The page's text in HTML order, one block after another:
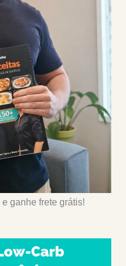
ganhe frete grátis!